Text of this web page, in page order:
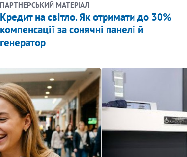
ПАРТНЕРСЬКИЙ МАТЕРІАЛ
Кредит на світло. Як отримати до 30%
компенсації за сонячні панелі й
генератор